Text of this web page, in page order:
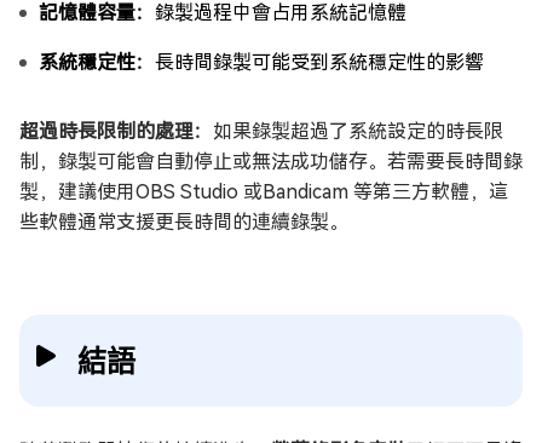
記憶體容量： 錄製過程中會占用系統記憶體
系統穩定性： 長時間錄製可能受到系統穩定性的影響
超過時長限制的處理： 如果錄製超過了系統設定的時長限
制，錄製可能會自動停止或無法成功儲存。若需要長時間錄
製，建議使用OBS Studio 或Bandicam 等第三方軟體，這
些軟體通常支援更長時間的連續錄製。
結語